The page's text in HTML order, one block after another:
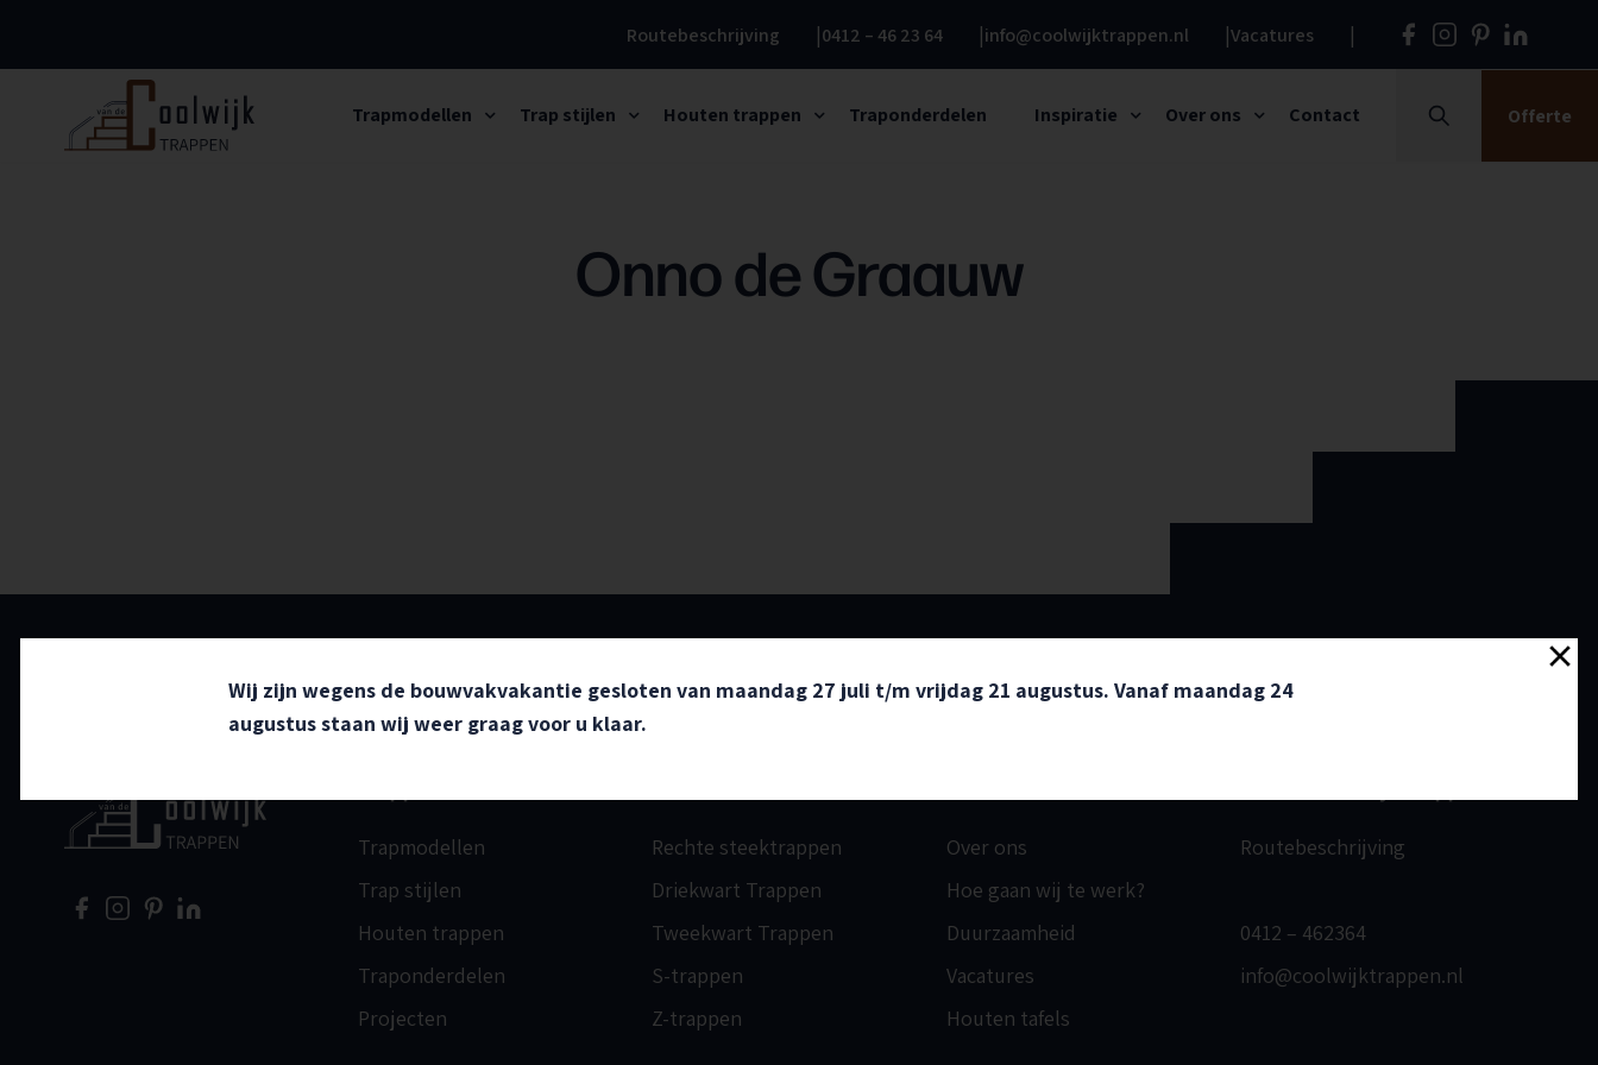
Routebeschrijving 0412 – 46 23 64 info@coolwijktrappen.nl Vacatures
Home
Trapmodellen Trap stijlen Houten trappen Traponderdelen Inspiratie Over ons Contact Zoeken Offerte
Onno de Graauw
Trapmodellen
Trap stijlen
Houten trappen
Traponderdelen
Projecten
Rechte steektrappen
Driekwart Trappen
Tweekwart Trappen
S-trappen
Z-trappen
Over ons
Hoe gaan wij te werk?
Duurzaamheid
Vacatures
Houten tafels
Routebeschrijving
0412 – 462364
info@coolwijktrappen.nl
Wij zijn wegens de bouwvakvakantie gesloten van maandag 27 juli t/m vrijdag 21 augustus. Vanaf maandag 24
augustus staan wij weer graag voor u klaar.